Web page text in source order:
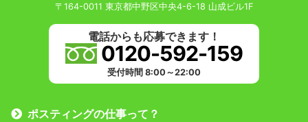
〒164-0011 東京都中野区中央4-6-18 山成ビル1F
電話からも応募できます！
0120-592-159
受付時間 8:00～22:00
ポスティングの仕事って？